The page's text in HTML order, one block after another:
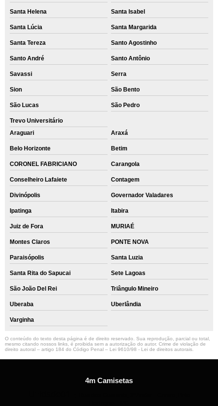
Santa Helena Santa Isabel
Santa Lúcia Santa Margarida
Santa Tereza Santo Agostinho
Santo André Santo Antônio
Savassi Serra
Sion São Bento
São Lucas São Pedro
Trevo Universitário
Araguari
Araxá
Belo Horizonte Betim
CORONEL FABRICIANO Carangola
Conselheiro Lafaiete Contagem
Divinópolis Governador Valadares
Ipatinga Itabira
Juiz de Fora MURIAÉ
Montes Claros PONTE NOVA
Paraisópolis Santa Luzia
Santa Rita do Sapucai Sete Lagoas
São João Del Rei Triângulo Mineiro
Uberaba Uberlândia
Varginha
O conteúdo do texto desta página é de direito reservado. Sua reprodução, parcial ou total,
mesmo citando nossos links, é proibida sem a autorização do autor. Crime de violação de
direito autoral – artigo 184 do Código Penal – Lei 9610/98 - Lei de direitos autorais
4m Camisetas